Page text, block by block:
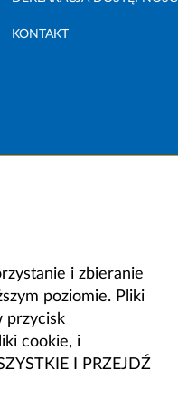
KONTAKT
i zbieranie
poziomie. Pliki
przycisk
cookie, i
I PRZEJDŹ